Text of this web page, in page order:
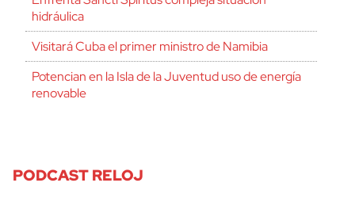
hidráulica
Visitará Cuba el primer ministro de Namibia
Potencian en la Isla de la Juventud uso de energía
renovable
PODCAST RELOJ